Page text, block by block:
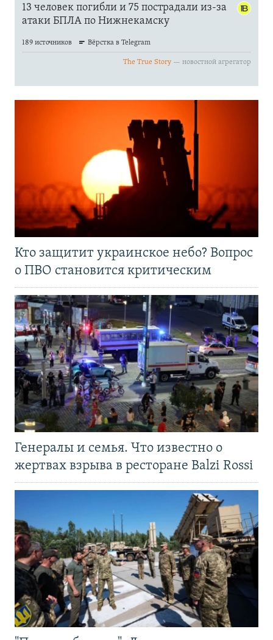
Кто защитит украинское небо? Вопрос
о ПВО становится критическим
Генералы и семья. Что известно о
жертвах взрыва в ресторане Balzi Rossi